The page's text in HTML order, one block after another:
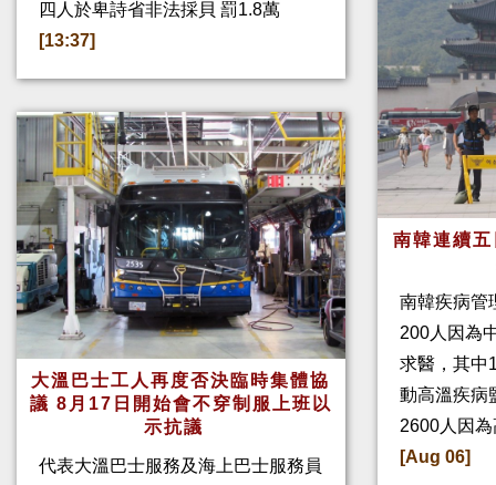
四人於卑詩省非法採貝 罰1.8萬
[13:37]
大溫巴士工人再度否決臨時集體協
議 8月17日開始會不穿制服上班以
示抗議
代表大溫巴士服務及海上巴士服務員
南韓連續
南韓疾病管
200人因為
求醫，其中
動高溫疾病
2600人因
[Aug 06]